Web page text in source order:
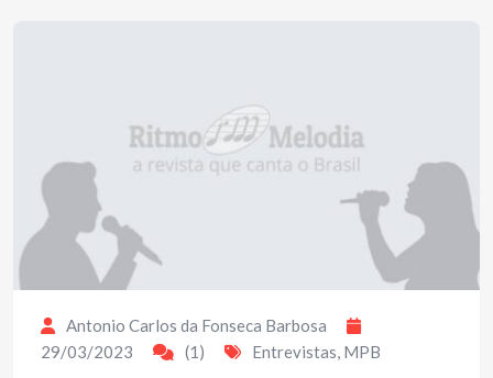
Antonio Carlos da Fonseca Barbosa
29/03/2023
(1) Entrevistas, MPB